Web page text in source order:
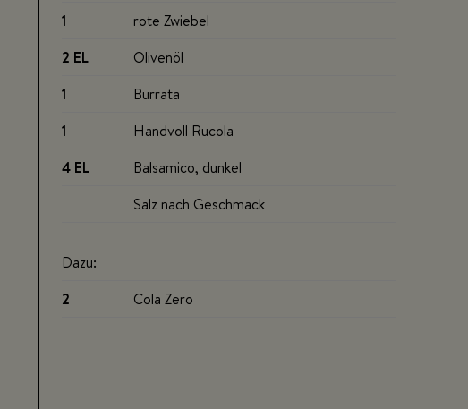
1
rote Zwiebel
2 EL
Olivenöl
1
Burrata
1
Handvoll Rucola
4 EL
Balsamico, dunkel
Salz nach Geschmack
Dazu:
2
Cola Zero